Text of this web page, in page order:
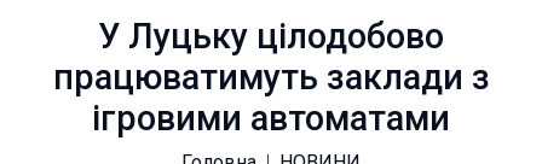
У Луцьку цілодобово
працюватимуть заклади з
ігровими автоматами